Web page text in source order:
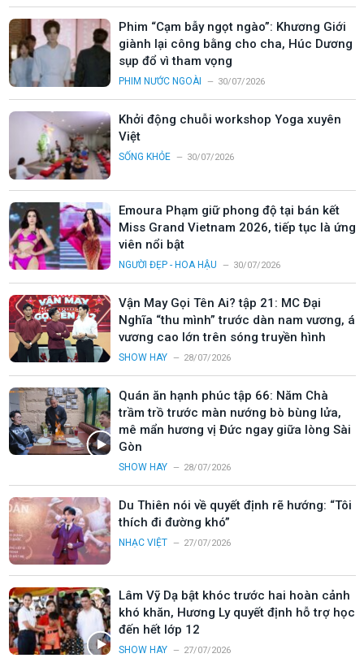
Phim “Cạm bẫy ngọt ngào”: Khương Giới
giành lại công bằng cho cha, Húc Dương
sụp đổ vì tham vọng
PHIM NƯỚC NGOÀI 30/07/2026
Khởi động chuỗi workshop Yoga xuyên
Việt
SỐNG KHỎE 30/07/2026
Emoura Phạm giữ phong độ tại bán kết
Miss Grand Vietnam 2026, tiếp tục là ứng
viên nổi bật
NGƯỜI ĐẸP - HOA HẬU 30/07/2026
Vận May Gọi Tên Ai? tập 21: MC Đại
Nghĩa “thu mình” trước dàn nam vương, á
vương cao lớn trên sóng truyền hình
SHOW HAY 28/07/2026
Quán ăn hạnh phúc tập 66: Năm Chà
trầm trồ trước màn nướng bò bùng lửa,
mê mẩn hương vị Đức ngay giữa lòng Sài
Gòn
SHOW HAY 28/07/2026
Du Thiên nói về quyết định rẽ hướng: “Tôi
thích đi đường khó”
NHẠC VIỆT 27/07/2026
Lâm Vỹ Dạ bật khóc trước hai hoàn cảnh
khó khăn, Hương Ly quyết định hỗ trợ học
đến hết lớp 12
SHOW HAY 27/07/2026